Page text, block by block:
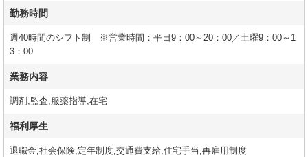
勤務時間
週40時間のシフト制 ※営業時間：平日9：00～20：00／土曜9：00～1
3：00
業務内容
調剤,監査,服薬指導,在宅
福利厚生
退職金,社会保険,定年制度,交通費支給,住宅手当,再雇用制度